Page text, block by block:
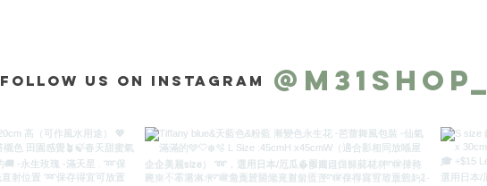
Follow us on Instagram